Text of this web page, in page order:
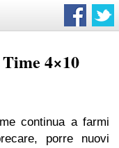
4×10
continua a farmi
porre nuovi